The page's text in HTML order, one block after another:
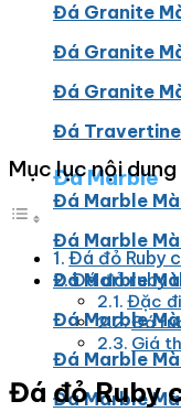
Đá Granite
Đá Granite
Đá Granite
Đá Travertine
Đá Marble
Đá Marble
Đá Marble
Đá Marble
Đá Marble
Đá Marble
Đá Marble
Mục lục nội dung
Đá đỏ Ruby
Đá đỏ ruby
Đặc
Đá
Giá
Đá đỏ Ruby